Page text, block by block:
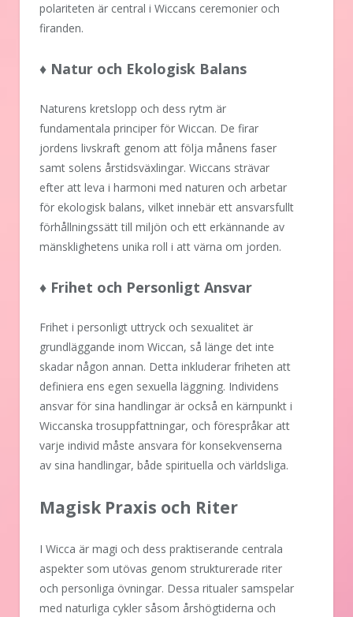
polariteten är central i Wiccans ceremonier och
firanden.
♦ Natur och Ekologisk Balans
Naturens kretslopp och dess rytm är
fundamentala principer för Wiccan. De firar
jordens livskraft genom att följa månens faser
samt solens årstidsväxlingar. Wiccans strävar
efter att leva i harmoni med naturen och arbetar
för ekologisk balans, vilket innebär ett ansvarsfullt
förhållningssätt till miljön och ett erkännande av
mänsklighetens unika roll i att värna om jorden.
♦ Frihet och Personligt Ansvar
Frihet i personligt uttryck och sexualitet är
grundläggande inom Wiccan, så länge det inte
skadar någon annan. Detta inkluderar friheten att
definiera ens egen sexuella läggning. Individens
ansvar för sina handlingar är också en kärnpunkt i
Wiccanska trosuppfattningar, och förespråkar att
varje individ måste ansvara för konsekvenserna
av sina handlingar, både spirituella och världsliga.
Magisk Praxis och Riter
I Wicca är magi och dess praktiserande centrala
aspekter som utövas genom strukturerade riter
och personliga övningar. Dessa ritualer samspelar
med naturliga cykler såsom årshögtiderna och